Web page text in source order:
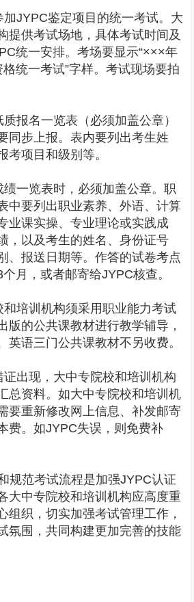
加JYPC鉴定项目的统一考试。大
提供考试场地，具体考试时间及
统一安排。考场要显示“×××年
统一考试”字样。考试现场要拍
报名一览表（必须加盖公章）
同步上报。表内要列出考生姓
考项目和级别等。
一览表时，必须加盖公章。职
中要列出职业素养、外语、计算
业课实操、专业理论或实践成
，以及考生的姓名、身份证号
、报送日期等。作答的试卷考点
月，或者邮寄给JYPC核查。
和培训机构须采用职业能力考试
版的公共课教材进行教学辅导，
英语三门公共课教材不另收费。
证出现，大中专院校和培训机构
总资料。如大中专院校和培训机
要重新修改网上信息、补发邮寄
费。如JYPC失误，则免费补
规范考试流程是加强JYPC认证
大中专院校和培训机构应高度重
组织，切实加强考试管理工作，
氛围，共同构建更加完善的技能